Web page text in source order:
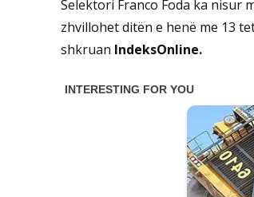
Selektori Franco Foda ka nisur
zhvillohet ditën e henë me 13
shkruan IndeksOnline.